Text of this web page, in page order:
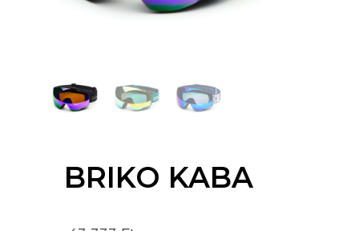
BRIKO KABA